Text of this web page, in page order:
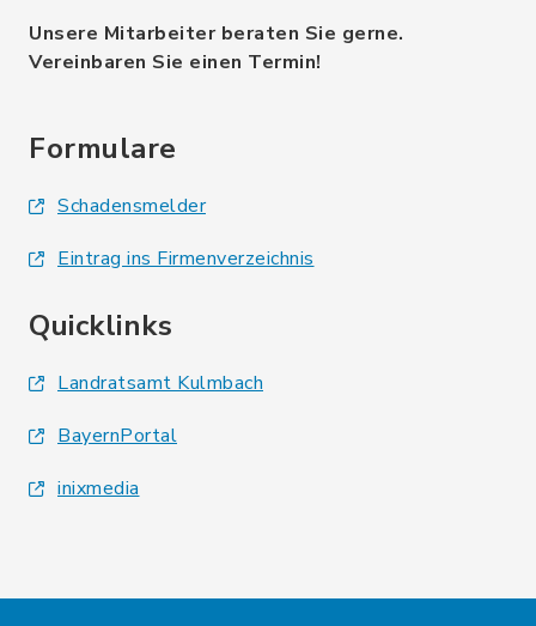
Unsere Mitarbeiter beraten Sie gerne.
Vereinbaren Sie einen Termin!
Formulare
Schadensmelder
Eintrag ins Firmenverzeichnis
Quicklinks
Landratsamt Kulmbach
BayernPortal
inixmedia